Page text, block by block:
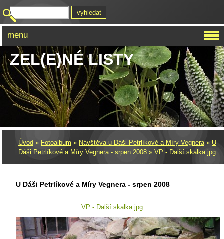
ZEL(E)NÉ LISTY
Úvod » Fotoalbum » Návštěva u Dáši Petrlíkové a Míry Vegnera» U
Dáši Petrlíkové a Míry Vegnera - srpen 2008 » VP - Další skalka.jpg
U Dáši Petrlíkové a Míry Vegnera - srpen 2008
VP - Další skalka.jpg
menu